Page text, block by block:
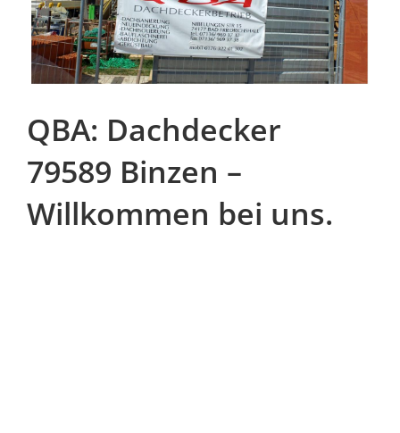
QBA: Dachdecker
79589 Binzen –
Willkommen bei uns.